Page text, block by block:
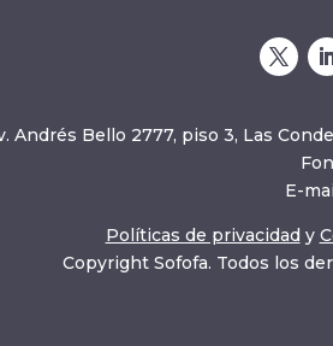
Andrés Bello 2777, piso 3, Las
E-
Políticas de privacidad y
Copyright Sofofa. Todos los